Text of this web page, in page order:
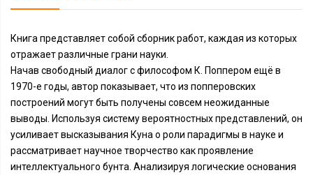
Книга представляет собой сборник работ, каждая из которых
отражает различные грани науки.
Начав свободный диалог с философом К. Поппером ещё в
1970-е годы, автор показывает, что из попперовских
построений могут быть получены совсем неожиданные
выводы. Используя систему вероятностных представлений, он
усиливает высказывания Куна о роли парадигмы в науке и
рассматривает научное творчество как проявление
интеллектуального бунта. Анализируя логические основания